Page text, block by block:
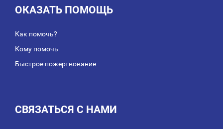
ОКАЗАТЬ ПОМОЩЬ
Как помочь?
Кому помочь
Быстрое пожертвование
СВЯЗАТЬСЯ С НАМИ